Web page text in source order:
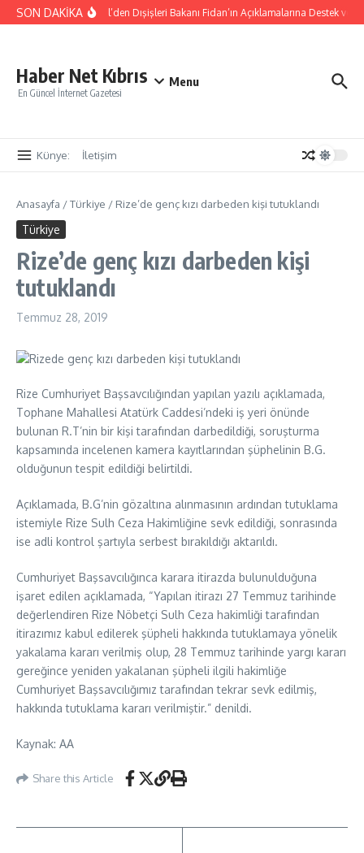
İçeriğe atla
SON DAKİKA
Başbakan Üstel’den Dışişleri Bakanı Fidan’ın Açıklamalarına Destek ve
Haber Net Kıbrıs
En Güncel İnternet Gazetesi
Menu
Künye: İletişim
Anasayfa /Türkiye / Rize’de genç kızı darbeden kişi tutuklandı
Türkiye
Rize’de genç kızı darbeden kişi
tutuklandı
Temmuz 28, 2019
Rize Cumhuriyet Başsavcılığından yapılan yazılı açıklamada,
Tophane Mahallesi Atatürk Caddesi’ndeki iş yeri önünde
bulunan R.T’nin bir kişi tarafından darbedildiği, soruşturma
kapsamında incelenen kamera kayıtlarından şüphelinin B.G.
olduğunun tespit edildiği belirtildi.
Açıklamada, B.G’nin gözaltına alınmasının ardından tutuklama
istemiyle Rize Sulh Ceza Hakimliğine sevk edildiği, sonrasında
ise adli kontrol şartıyla serbest bırakıldığı aktarıldı.
Cumhuriyet Başsavcılığınca karara itirazda bulunulduğuna
işaret edilen açıklamada, “Yapılan itirazı 27 Temmuz tarihinde
değerlendiren Rize Nöbetçi Sulh Ceza hakimliği tarafından
itirazımız kabul edilerek şüpheli hakkında tutuklamaya yönelik
yakalama kararı verilmiş olup, 28 Temmuz tarihinde yargı kararı
gereğince yeniden yakalanan şüpheli ilgili hakimliğe
Cumhuriyet Başsavcılığımız tarafından tekrar sevk edilmiş,
hakkında tutuklama kararı verilmiştir.” denildi.
Kaynak: AA
Share this Article